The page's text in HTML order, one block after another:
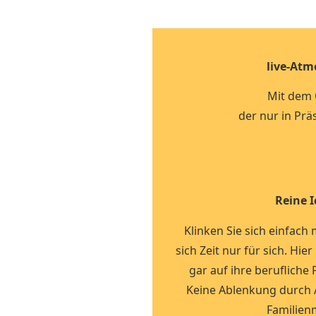
live-
Mit dem
der nur in
Reine
Klinken Sie sich einfach
sich Zeit nur für sich.
gar auf ihre berufliche
Keine Ablenkung